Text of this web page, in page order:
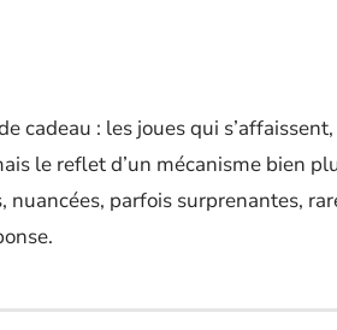
cadeau : les joues qui
le reflet d’un mécanisme bien
nuancées, parfois surprenantes,